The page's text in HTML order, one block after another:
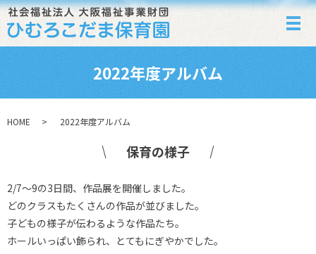
メ
2022年度アルバム
HOME 2022年度アルバム
保育の様子
2/7～9の3日間、作品展を開催しました。
どのクラスもたくさんの作品が並びました。
子どもの様子が伝わるような作品たち。
ホールいっぱい飾られ、とてもにぎやかでした。